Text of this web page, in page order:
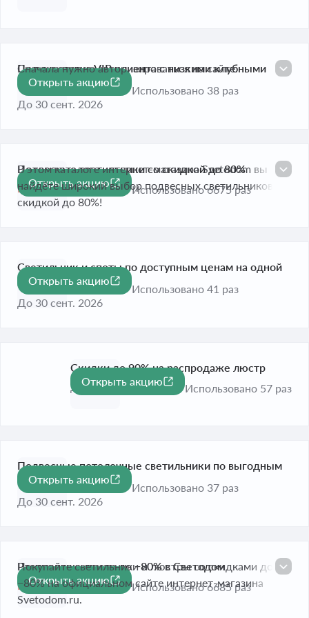
Получи статус VIP клиента с низкими клубными
ценами
До 30 сент. 2026
Сначала нужно авторизироваться на сайте.
Открыть акцию
Использовано 38 раз
-80%
Подвесные светильники со скидкой до 80%
Истекает сегодня
В этом каталоге интернет-магазина Svetodom вы
найдёте широкий выбор подвесных светильников со
скидкой до 80%!
Открыть акцию
Использовано 6675 раз
Светильник и споты по доступным ценам на одной
странице
До 30 сент. 2026
Открыть акцию
Использовано 41 раз
-90%
Скидки до 90% на распродаже люстр
До 30 сент. 2026
Открыть акцию
Использовано 57 раз
Подвесные потолочные светильники по выгодным
ценам
До 30 сент. 2026
Открыть акцию
Использовано 37 раз
-80%
Распродажа люстр до −80% в Светодом
Истекает сегодня
Покупайте светильники и люстры со скидками до
−80% на официальном сайте интернет-магазина
Svetodom.ru.
Открыть акцию
Использовано 6685 раз